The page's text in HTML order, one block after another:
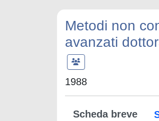
Metodi non
avanzati
1988
Scheda breve